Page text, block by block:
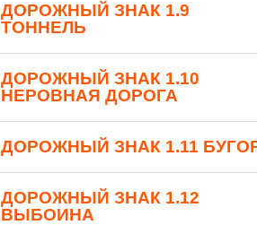
ДОРОЖНЫЙ ЗНАК 1.9
ТОННЕЛЬ
ДОРОЖНЫЙ ЗНАК 1.10
НЕРОВНАЯ ДОРОГА
ДОРОЖНЫЙ ЗНАК 1.11
ДОРОЖНЫЙ ЗНАК 1.12
ВЫБОИНА